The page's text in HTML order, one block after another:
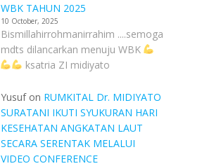
WBK TAHUN 2025
10 October, 2025
Bismillahirrohmanirrahim ....semoga
mdts dilancarkan menuju WBK
ksatria ZI midiyato
Yusufon RUMKITAL Dr. MIDIYATO
SURATANI IKUTI SYUKURAN HARI
KESEHATAN ANGKATAN LAUT
SECARA SERENTAK MELALUI
VIDEO CONFERENCE